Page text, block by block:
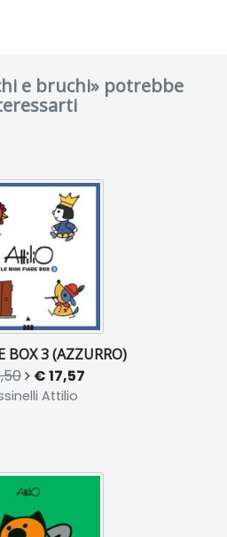
e bruchi» potrebbe
BOX 3 (AZZURRO)
€ 17,57
Attilio